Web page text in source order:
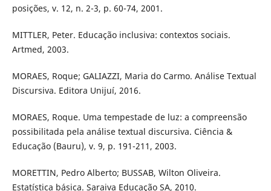
posições, v. 12, n. 2-3, p. 60-74, 2001.
MITTLER, Peter. Educação inclusiva: contextos sociais.
Artmed, 2003.
MORAES, Roque; GALIAZZI, Maria do Carmo. Análise Textual
Discursiva. Editora Unijuí, 2016.
MORAES, Roque. Uma tempestade de luz: a compreensão
possibilitada pela análise textual discursiva. Ciência &
Educação (Bauru), v. 9, p. 191-211, 2003.
MORETTIN, Pedro Alberto; BUSSAB, Wilton Oliveira.
Estatística básica. Saraiva Educação SA, 2010.